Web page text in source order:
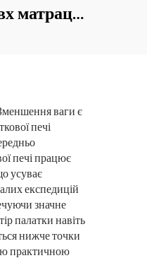
матрац
на
у
парку
ваги є
печі
печі працює
усуває
експедицій
значне
палатки навіть
нижче точки
практичною